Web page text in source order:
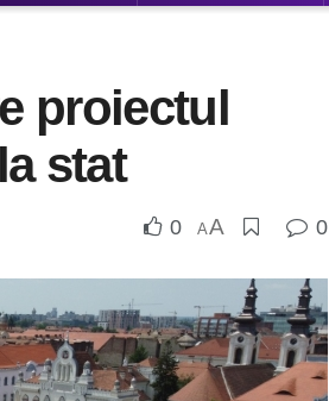
proiectul
stat
0 AA 0